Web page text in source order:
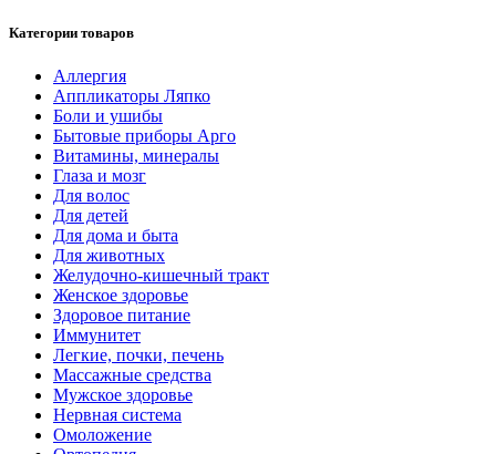
Категории товаров
Аллергия
Аппликаторы Ляпко
Боли и ушибы
Бытовые приборы Арго
Витамины, минералы
Глаза и мозг
Для волос
Для детей
Для дома и быта
Для животных
Желудочно-кишечный тракт
Женское здоровье
Здоровое питание
Иммунитет
Легкие, почки, печень
Массажные средства
Мужское здоровье
Нервная система
Омоложение